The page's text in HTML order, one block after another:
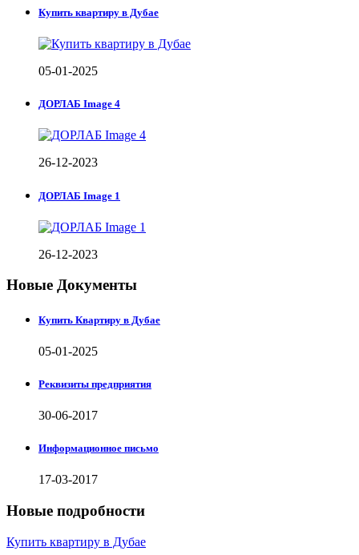
Купить квартиру в Дубае
05-01-2025
ДОРЛАБ Image 4
26-12-2023
ДОРЛАБ Image 1
26-12-2023
Новые Документы
Купить Квартиру в Дубае
05-01-2025
Реквизиты предприятия
30-06-2017
Информационное письмо
17-03-2017
Новые подробности
Купить квартиру в Дубае